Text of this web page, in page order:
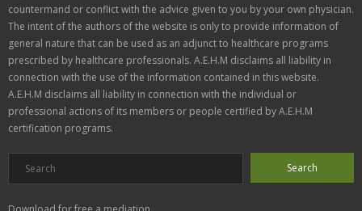
countermand or conflict with the advice given to you by your own physician.
The intent of the authors of the website is only to provide information of
general nature that can be used as an adjunct to healthcare programs
prescribed by healthcare professionals. A.E.H.M disclaims all liability in
connection with the use of the information contained in this website.
A.E.H.M disclaims all liability in connection with the individual or
professional actions of its members or people certified by A.E.H.M
certification programs.